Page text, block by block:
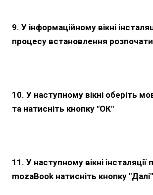
9. У інформаційному вікні
процесу встановлення
10. У наступному вікні оберіть
та натисніть кнопку "ОК"
11. У наступному вікні інсталяції
mozaBook натисніть кнопку "Далі"